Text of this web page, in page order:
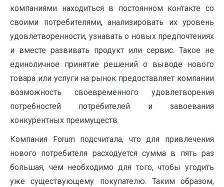
компаниями находиться в постоянном контакте со
своими потребителями, анализировать их уровень
удовлетворенности, узнавать о новых предпочтениях
и вместе развивать продукт или сервис. Такое не
единоличное принятие решений о выводе нового
товара или услуги на рынок предоставляет компании
возможность своевременного удовлетворения
потребностей потребителей и завоевания
конкурентных преимуществ.
Компания Forum подсчитала, что для привлечения
нового потребителя расходуется сумма в пять раз
большая, чем необходимо для того, чтобы угодить
уже существующему покупателю. Таким образом,